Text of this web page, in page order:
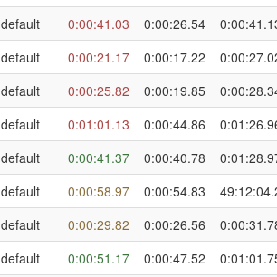
default 0:00:41.03 0:00:26.54
default 0:00:21.17 0:00:17.22
default 0:00:25.82 0:00:19.85
default 0:01:01.13 0:00:44.86
default 0:00:41.37 0:00:40.78
default 0:00:58.97 0:00:54.83
default 0:00:29.82 0:00:26.56
default 0:00:51.17 0:00:47.52